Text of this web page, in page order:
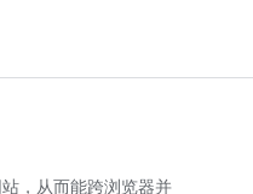
，从而能跨浏览器并